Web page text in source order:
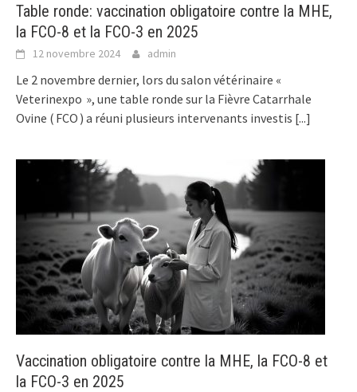
Table ronde: vaccination obligatoire contre la MHE,
la FCO-8 et la FCO-3 en 2025
12 novembre 2024 admin
Le 2 novembre dernier, lors du salon vétérinaire «
Veterinexpo », une table ronde sur la Fièvre Catarrhale
Ovine ( FCO ) a réuni plusieurs intervenants investis [...]
Vaccination obligatoire contre la MHE, la FCO-8 et
la FCO-3 en 2025